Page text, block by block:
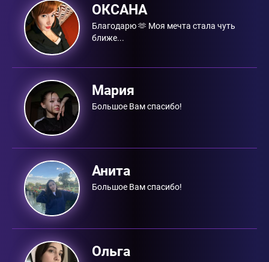
ОКСАНА
Благодарю 🫶 Моя мечта стала чуть
ближе...
Мария
Большое Вам спасибо!
Анита
Большое Вам спасибо!
Ольга